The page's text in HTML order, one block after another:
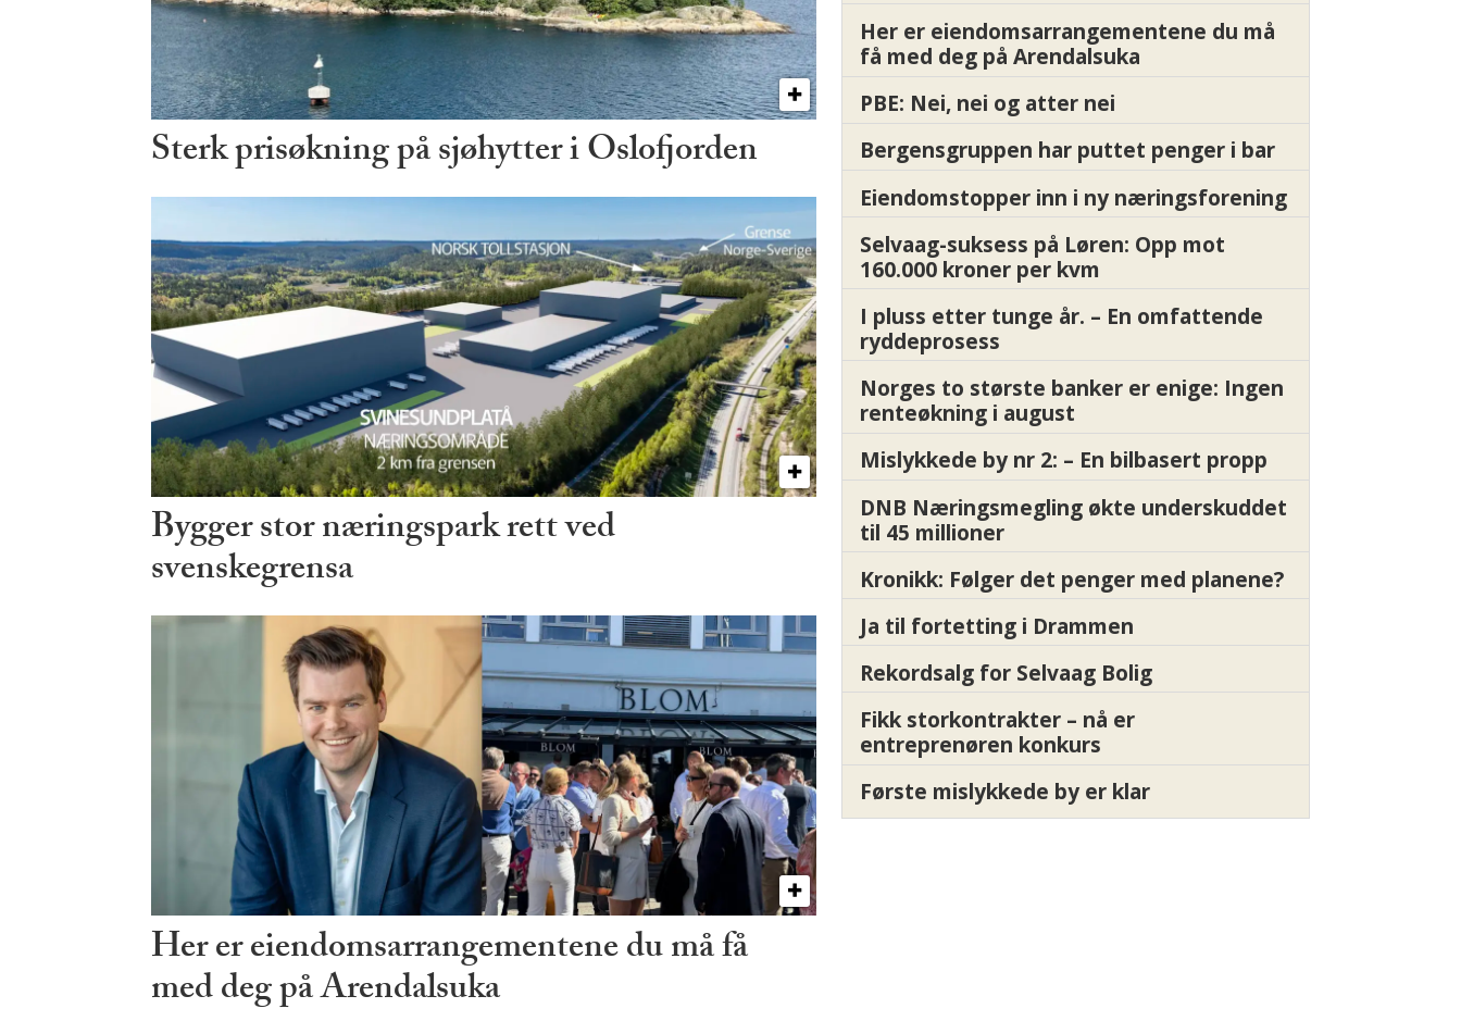
Sterk prisøkning på sjøhytter i Oslofjorden
Bygger stor næringspark rett ved
svenskegrensa
Her er eiendomsarrangementene du må få
med deg på Arendalsuka
Her er eiendomsarrangementene du må
få med deg på Arendalsuka
PBE: Nei, nei og atter nei
Bergensgruppen har puttet penger i bar
Eiendomstopper inn i ny næringsforening
Selvaag-suksess på Løren: Opp mot
160.000 kroner per kvm
I pluss etter tunge år. – En omfattende
ryddeprosess
Norges to største banker er enige: Ingen
renteøkning i august
Mislykkede by nr 2: – En bilbasert propp
DNB Næringsmegling økte underskuddet
til 45 millioner
Kronikk: Følger det penger med planene?
Ja til fortetting i Drammen
Rekordsalg for Selvaag Bolig
Fikk storkontrakter – nå er
entreprenøren konkurs
Første mislykkede by er klar